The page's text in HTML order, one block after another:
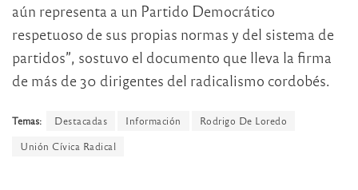
aún representa a un Partido Democrático
respetuoso de sus propias normas y del sistema de
partidos”, sostuvo el documento que lleva la firma
de más de 30 dirigentes del radicalismo cordobés.
Temas: Destacadas Información
Rodrigo De Loredo
Unión Cívica Radical